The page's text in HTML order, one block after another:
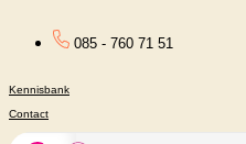
de
inhoud
085 - 760 71 51
Kennisbank
Contact